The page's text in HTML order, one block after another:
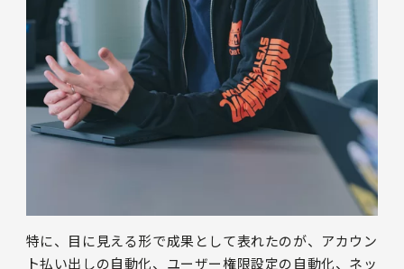
特に、目に見える形で成果として表れたのが、アカウン
ト払い出しの自動化、ユーザー権限設定の自動化、ネッ